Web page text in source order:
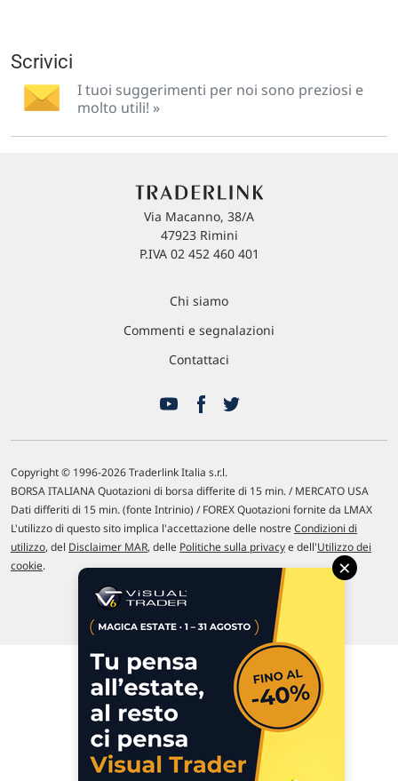
Scrivici
I tuoi suggerimenti per noi sono preziosi e
molto utili! »
Via Macanno, 38/A
47923 Rimini
P.IVA 02 452 460 401
Chi siamo
Commenti e segnalazioni
Contattaci
Copyright © 1996-2026 Traderlink Italia s.r.l.
BORSA ITALIANA Quotazioni di borsa differite di 15 min. / MERCATO USA
Dati differiti di 15 min. (fonte Intrinio) / FOREX Quotazioni fornite da LMAX
L'utilizzo di questo sito implica l'accettazione delle nostreCondizioni di
utilizzo, del Disclaimer MAR, delle Politiche sulla privacye dell'Utilizzo dei
cookie. ×